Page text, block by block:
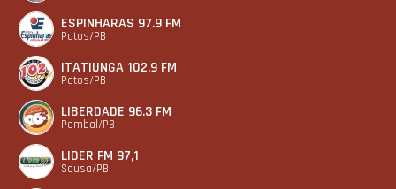
ESPINHARAS 97.9 FM
Patos/PB
ITATIUNGA 102.9 FM
Patos/PB
LIBERDADE 96.3 FM
Pombal/PB
LIDER FM 97,1
Sousa/PB